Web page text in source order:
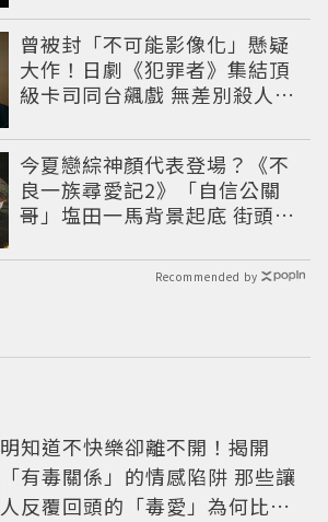
曾被封「不可能影像化」懸疑
大作！日劇《犯罪者》集結頂
級卡司同台飆戲 無差別殺人案
今夏戀綜神顏代表登場？《不
良一族尋愛記2》「自信公關
哥」塩田一馬背景起底 街頭辣
Recommended by
明知道不快樂卻離不開！揭開
「有毒關係」的情感陷阱 那些讓
人反覆回頭的「毒愛」為何比菸